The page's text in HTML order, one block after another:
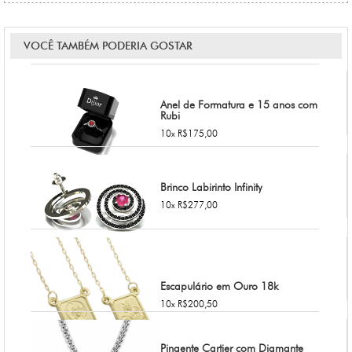
VOCÊ TAMBÉM PODERIA GOSTAR
Anel de Formatura e 15 anos com
Rubi
10x R$175,00
Brinco Labirinto Infinity
10x R$277,00
Escapulário em Ouro 18k
10x R$200,50
Pingente Cartier com Diamante